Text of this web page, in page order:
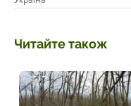
Читайте також